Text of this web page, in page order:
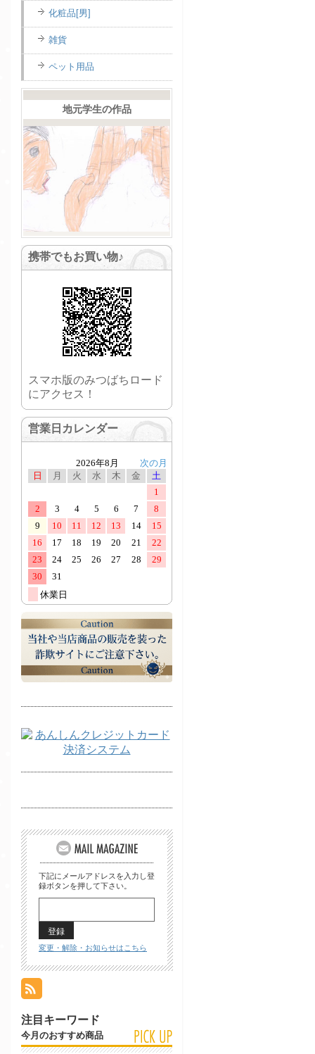
商品
オキス
富士見養蜂園
商品
サンフローラ
商品
化粧品[男]
雑貨
ペット用品
地元学生の作品
→Re'moreシャンプー
携帯でもお買い物♪
スマホ版のみつばちロード
にアクセス！
営業日カレンダー
下記にメールアドレスを入力し登
録ボタンを押して下さい。
変更・解除・お知らせはこちら
注目キーワード
今月のおすすめ商品